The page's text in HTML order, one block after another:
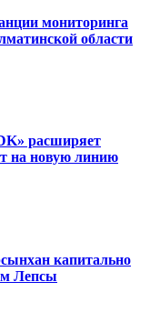
мониторинга
области
расширяет
на новую линию
капитально
Лепсы